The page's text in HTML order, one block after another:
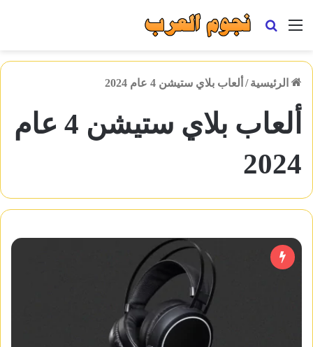
القائمة بحث
الرئيسية / ألعاب بلاي ستيشن 4 عام 2024
ألعاب بلاي ستيشن 4 عام
2024